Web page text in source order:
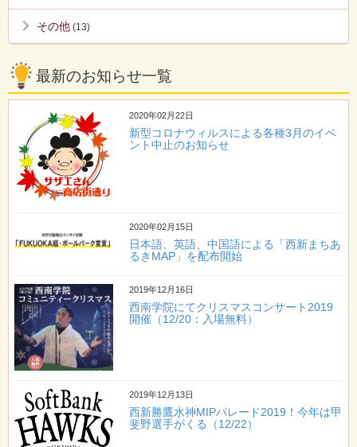
その他 (13)
最新のお知らせ一覧
2020年02月22日
新型コロナウィルスによる各種3月のイベ
ント中止のお知らせ
2020年02月15日
日本語、英語、中国語による「西新まちあ
るきMAP」を配布開始
2019年12月16日
西南学院にてクリスマスコンサート2019
開催（12/20：入場無料）
2019年12月13日
西新勝鷹水神MIPパレード2019！今年は甲
斐野選手がくる（12/22）